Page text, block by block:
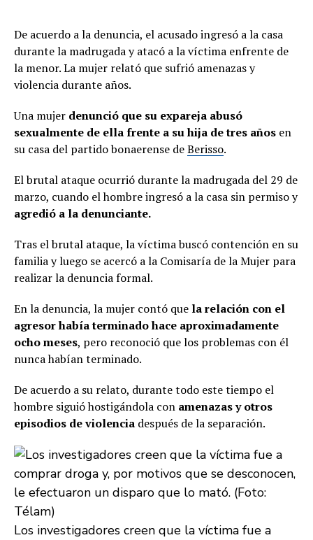
De acuerdo a la denuncia, el acusado ingresó a la casa
durante la madrugada y atacó a la víctima enfrente de
la menor. La mujer relató que sufrió amenazas y
violencia durante años.
Una mujer denunció que su expareja abusó
sexualmente de ella frente a su hija de tres años en
su casa del partido bonaerense deBerisso.
El brutal ataque ocurrió durante la madrugada del 29 de
marzo, cuando el hombre ingresó a la casa sin permiso y
agredió a la denunciante.
Tras el brutal ataque, la víctima buscó contención en su
familia y luego se acercó a la Comisaría de la Mujer para
realizar la denuncia formal.
En la denuncia, la mujer contó que la relación con el
agresor había terminado hace aproximadamente
ocho meses, pero reconoció que los problemas con él
nunca habían terminado.
De acuerdo a su relato, durante todo este tiempo el
hombre siguió hostigándola con amenazas y otros
episodios de violencia después de la separación.
Los investigadores creen que la víctima fue a